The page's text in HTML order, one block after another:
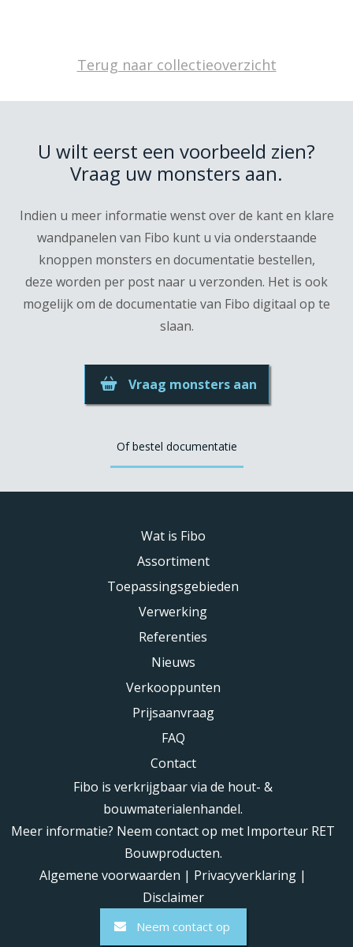
Terug naar collectieoverzicht
U wilt eerst een voorbeeld zien?
Vraag uw monsters aan.
Indien u meer informatie wenst over de kant en klare
wandpanelen van Fibo kunt u via onderstaande
knoppen monsters en documentatie bestellen,
deze worden per post naar u verzonden. Het is ook
mogelijk om de documentatie van Fibo digitaal op te
slaan.
Vraag monsters aan
Of bestel documentatie
Wat is Fibo
Assortiment
Toepassingsgebieden
Verwerking
Referenties
Nieuws
Verkooppunten
Prijsaanvraag
FAQ
Contact
Fibo is verkrijgbaar via de hout- &
bouwmaterialenhandel.
Meer informatie? Neem contact op met Importeur RET
Bouwproducten.
Algemene voorwaarden | Privacyverklaring |
Disclaimer
Neem contact op